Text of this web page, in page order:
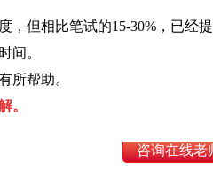
，但相比笔试的15-30%，已经
间。
所帮助。
。
咨询在线老